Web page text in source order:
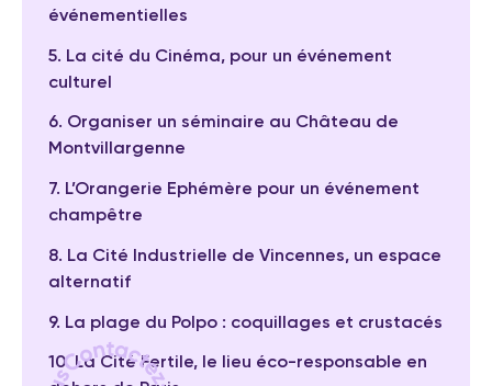
événementielles
5. La cité du Cinéma, pour un événement
culturel
6. Organiser un séminaire au Château de
Montvillargenne
7. L’Orangerie Ephémère pour un événement
champêtre
8. La Cité Industrielle de Vincennes, un espace
alternatif
9. La plage du Polpo : coquillages et crustacés
10. La Cité Fertile, le lieu éco-responsable en